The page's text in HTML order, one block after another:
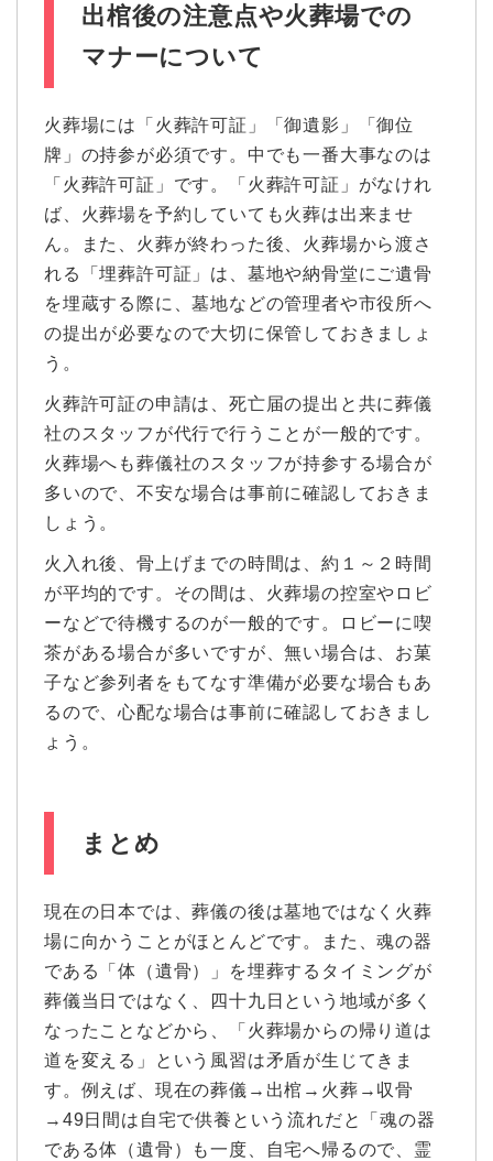
出棺後の注意点や火葬場での
マナーについて
火葬場には「火葬許可証」「御遺影」「御位
牌」の持参が必須です。中でも一番大事なのは
「火葬許可証」です。「火葬許可証」がなけれ
ば、火葬場を予約していても火葬は出来ませ
ん。また、火葬が終わった後、火葬場から渡さ
れる「埋葬許可証」は、墓地や納骨堂にご遺骨
を埋蔵する際に、墓地などの管理者や市役所へ
の提出が必要なので大切に保管しておきましょ
う。
火葬許可証の申請は、死亡届の提出と共に葬儀
社のスタッフが代行で行うことが一般的です。
火葬場へも葬儀社のスタッフが持参する場合が
多いので、不安な場合は事前に確認しておきま
しょう。
火入れ後、骨上げまでの時間は、約１～２時間
が平均的です。その間は、火葬場の控室やロビ
ーなどで待機するのが一般的です。ロビーに喫
茶がある場合が多いですが、無い場合は、お菓
子など参列者をもてなす準備が必要な場合もあ
るので、心配な場合は事前に確認しておきまし
ょう。
まとめ
現在の日本では、葬儀の後は墓地ではなく火葬
場に向かうことがほとんどです。また、魂の器
である「体（遺骨）」を埋葬するタイミングが
葬儀当日ではなく、四十九日という地域が多く
なったことなどから、「火葬場からの帰り道は
道を変える」という風習は矛盾が生じてきま
す。例えば、現在の葬儀→出棺→火葬→収骨
→49日間は自宅で供養という流れだと「魂の器
である体（遺骨）も一度、自宅へ帰るので、霊